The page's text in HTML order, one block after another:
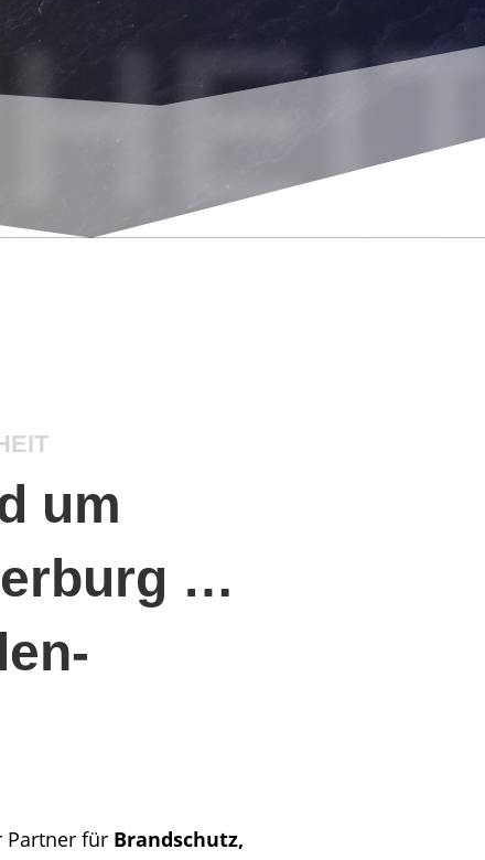
um
…
Partner für Brandschutz,